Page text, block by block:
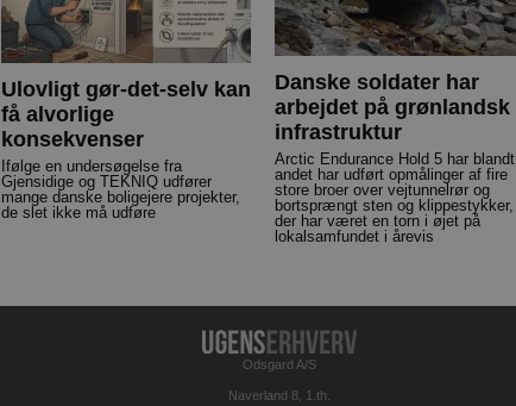
Ulovligt gør-det-selv kan
få alvorlige
konsekvenser
Ifølge en undersøgelse fra
Gjensidige og TEKNIQ udfører
mange danske boligejere projekter,
de slet ikke må udføre
Danske soldater har
arbejdet på grønlandsk
infrastruktur
Arctic Endurance Hold 5 har blandt
andet har udført opmålinger af fire
store broer over vejtunnelrør og
bortsprængt sten og klippestykker,
der har været en torn i øjet på
lokalsamfundet i årevis
Odsgard A/S
Naverland 8, 1.th.